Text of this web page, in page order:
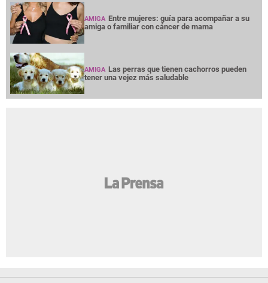
AMIGA Entre mujeres: guía para acompañar a su
amiga o familiar con cáncer de mama
AMIGA Las perras que tienen cachorros pueden
tener una vejez más saludable